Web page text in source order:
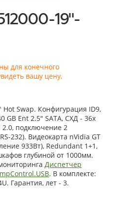
19"-
для конечного
вашу цену,
Hot Swap. Конфигурация ID9,
GB Ent 2.5" SATA, СХД - 36x
2.0, подключение 2
232). Видеокарта nVidia GT
933Вт), Redundant 1+1,
глубиной от 1000мм.
Диспетчер
. В комплекте:
Гарантия, лет - 3.